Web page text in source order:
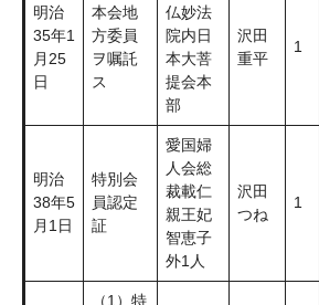
明治
35年1
月25
日
本会地
方委員
ヲ嘱託
ス
仏妙法
院内日
本大菩
提会本
部
沢田
重平
1
明治
38年5
月1日
特別会
員認定
証
愛国婦
人会総
裁載仁
親王妃
智恵子
外1人
沢田
つね
1
（1）特